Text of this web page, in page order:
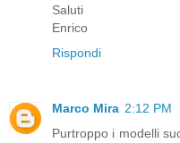
Saluti
Enrico
Rispondi
Marco Mira 2:12 PM
Purtroppo i modelli